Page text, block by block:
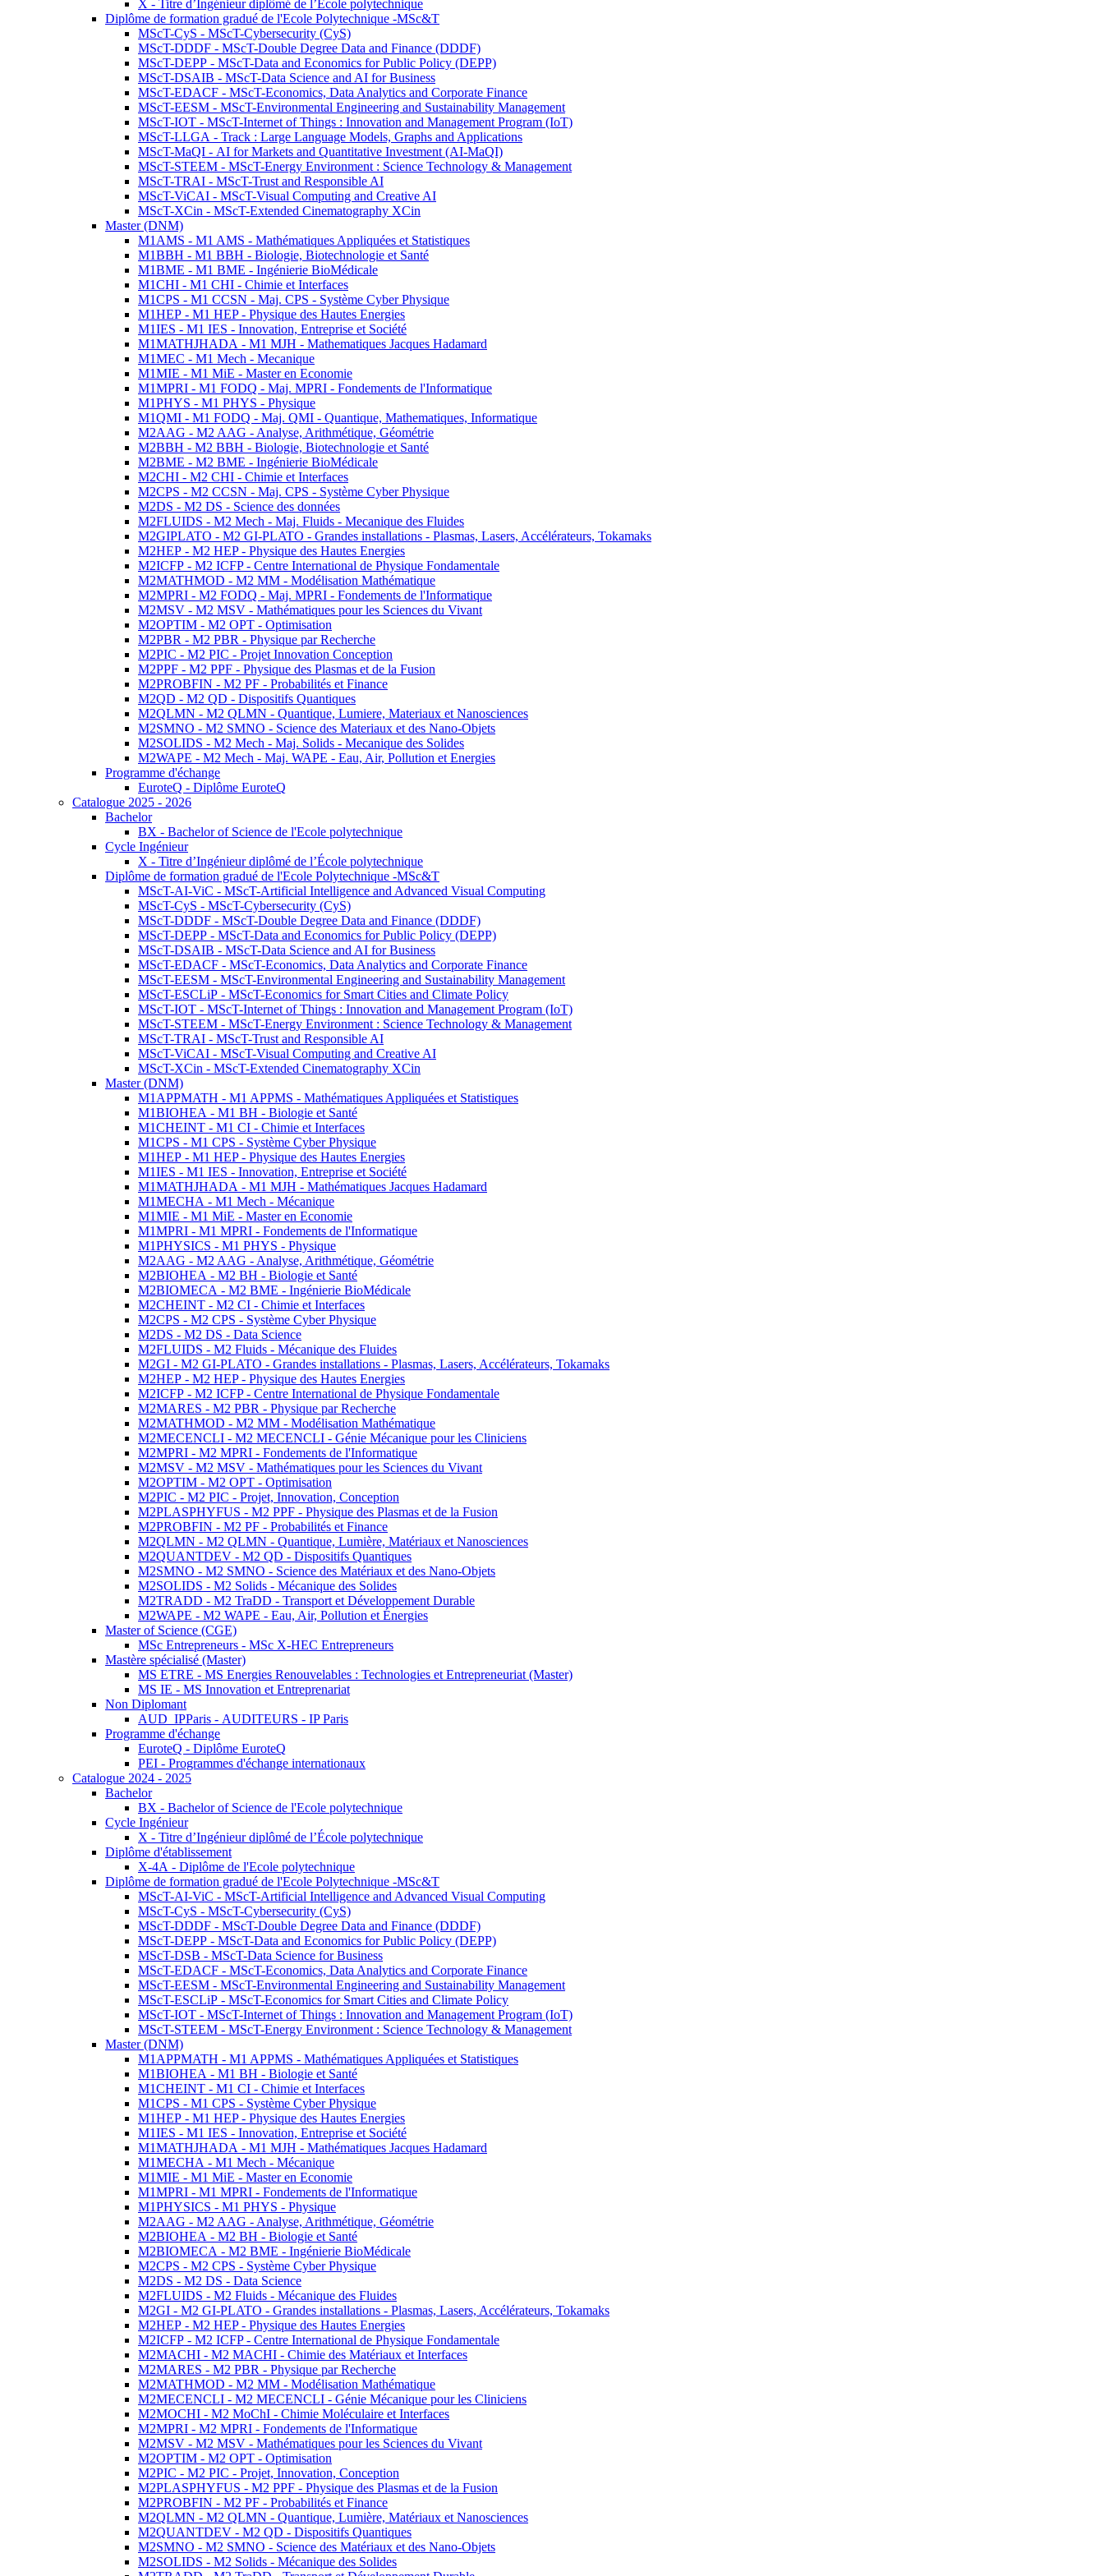
X - Titre d’Ingénieur diplômé de l’École polytechnique
Diplôme de formation gradué de l'Ecole Polytechnique -MSc&T
MScT-CyS - MScT-Cybersecurity (CyS)
MScT-DDDF - MScT-Double Degree Data and Finance (DDDF)
MScT-DEPP - MScT-Data and Economics for Public Policy (DEPP)
MScT-DSAIB - MScT-Data Science and AI for Business
MScT-EDACF - MScT-Economics, Data Analytics and Corporate Finance
MScT-EESM - MScT-Environmental Engineering and Sustainability Management
MScT-IOT - MScT-Internet of Things : Innovation and Management Program (IoT)
MScT-LLGA - Track : Large Language Models, Graphs and Applications
MScT-MaQI - AI for Markets and Quantitative Investment (AI-MaQI)
MScT-STEEM - MScT-Energy Environment : Science Technology & Management
MScT-TRAI - MScT-Trust and Responsible AI
MScT-ViCAI - MScT-Visual Computing and Creative AI
MScT-XCin - MScT-Extended Cinematography XCin
Master (DNM)
M1AMS - M1 AMS - Mathématiques Appliquées et Statistiques
M1BBH - M1 BBH - Biologie, Biotechnologie et Santé
M1BME - M1 BME - Ingénierie BioMédicale
M1CHI - M1 CHI - Chimie et Interfaces
M1CPS - M1 CCSN - Maj. CPS - Système Cyber Physique
M1HEP - M1 HEP - Physique des Hautes Energies
M1IES - M1 IES - Innovation, Entreprise et Société
M1MATHJHADA - M1 MJH - Mathematiques Jacques Hadamard
M1MEC - M1 Mech - Mecanique
M1MIE - M1 MiE - Master en Economie
M1MPRI - M1 FODQ - Maj. MPRI - Fondements de l'Informatique
M1PHYS - M1 PHYS - Physique
M1QMI - M1 FODQ - Maj. QMI - Quantique, Mathematiques, Informatique
M2AAG - M2 AAG - Analyse, Arithmétique, Géométrie
M2BBH - M2 BBH - Biologie, Biotechnologie et Santé
M2BME - M2 BME - Ingénierie BioMédicale
M2CHI - M2 CHI - Chimie et Interfaces
M2CPS - M2 CCSN - Maj. CPS - Système Cyber Physique
M2DS - M2 DS - Science des données
M2FLUIDS - M2 Mech - Maj. Fluids - Mecanique des Fluides
M2GIPLATO - M2 GI-PLATO - Grandes installations - Plasmas, Lasers, Accélérateurs, Tokamaks
M2HEP - M2 HEP - Physique des Hautes Energies
M2ICFP - M2 ICFP - Centre International de Physique Fondamentale
M2MATHMOD - M2 MM - Modélisation Mathématique
M2MPRI - M2 FODQ - Maj. MPRI - Fondements de l'Informatique
M2MSV - M2 MSV - Mathématiques pour les Sciences du Vivant
M2OPTIM - M2 OPT - Optimisation
M2PBR - M2 PBR - Physique par Recherche
M2PIC - M2 PIC - Projet Innovation Conception
M2PPF - M2 PPF - Physique des Plasmas et de la Fusion
M2PROBFIN - M2 PF - Probabilités et Finance
M2QD - M2 QD - Dispositifs Quantiques
M2QLMN - M2 QLMN - Quantique, Lumiere, Materiaux et Nanosciences
M2SMNO - M2 SMNO - Science des Materiaux et des Nano-Objets
M2SOLIDS - M2 Mech - Maj. Solids - Mecanique des Solides
M2WAPE - M2 Mech - Maj. WAPE - Eau, Air, Pollution et Energies
Programme d'échange
EuroteQ - Diplôme EuroteQ
Catalogue 2025 - 2026
Bachelor
BX - Bachelor of Science de l'Ecole polytechnique
Cycle Ingénieur
X - Titre d’Ingénieur diplômé de l’École polytechnique
Diplôme de formation gradué de l'Ecole Polytechnique -MSc&T
MScT-AI-ViC - MScT-Artificial Intelligence and Advanced Visual Computing
MScT-CyS - MScT-Cybersecurity (CyS)
MScT-DDDF - MScT-Double Degree Data and Finance (DDDF)
MScT-DEPP - MScT-Data and Economics for Public Policy (DEPP)
MScT-DSAIB - MScT-Data Science and AI for Business
MScT-EDACF - MScT-Economics, Data Analytics and Corporate Finance
MScT-EESM - MScT-Environmental Engineering and Sustainability Management
MScT-ESCLiP - MScT-Economics for Smart Cities and Climate Policy
MScT-IOT - MScT-Internet of Things : Innovation and Management Program (IoT)
MScT-STEEM - MScT-Energy Environment : Science Technology & Management
MScT-TRAI - MScT-Trust and Responsible AI
MScT-ViCAI - MScT-Visual Computing and Creative AI
MScT-XCin - MScT-Extended Cinematography XCin
Master (DNM)
M1APPMATH - M1 APPMS - Mathématiques Appliquées et Statistiques
M1BIOHEA - M1 BH - Biologie et Santé
M1CHEINT - M1 CI - Chimie et Interfaces
M1CPS - M1 CPS - Système Cyber Physique
M1HEP - M1 HEP - Physique des Hautes Energies
M1IES - M1 IES - Innovation, Entreprise et Société
M1MATHJHADA - M1 MJH - Mathématiques Jacques Hadamard
M1MECHA - M1 Mech - Mécanique
M1MIE - M1 MiE - Master en Economie
M1MPRI - M1 MPRI - Fondements de l'Informatique
M1PHYSICS - M1 PHYS - Physique
M2AAG - M2 AAG - Analyse, Arithmétique, Géométrie
M2BIOHEA - M2 BH - Biologie et Santé
M2BIOMECA - M2 BME - Ingénierie BioMédicale
M2CHEINT - M2 CI - Chimie et Interfaces
M2CPS - M2 CPS - Système Cyber Physique
M2DS - M2 DS - Data Science
M2FLUIDS - M2 Fluids - Mécanique des Fluides
M2GI - M2 GI-PLATO - Grandes installations - Plasmas, Lasers, Accélérateurs, Tokamaks
M2HEP - M2 HEP - Physique des Hautes Energies
M2ICFP - M2 ICFP - Centre International de Physique Fondamentale
M2MARES - M2 PBR - Physique par Recherche
M2MATHMOD - M2 MM - Modélisation Mathématique
M2MECENCLI - M2 MECENCLI - Génie Mécanique pour les Cliniciens
M2MPRI - M2 MPRI - Fondements de l'Informatique
M2MSV - M2 MSV - Mathématiques pour les Sciences du Vivant
M2OPTIM - M2 OPT - Optimisation
M2PIC - M2 PIC - Projet, Innovation, Conception
M2PLASPHYFUS - M2 PPF - Physique des Plasmas et de la Fusion
M2PROBFIN - M2 PF - Probabilités et Finance
M2QLMN - M2 QLMN - Quantique, Lumière, Matériaux et Nanosciences
M2QUANTDEV - M2 QD - Dispositifs Quantiques
M2SMNO - M2 SMNO - Science des Matériaux et des Nano-Objets
M2SOLIDS - M2 Solids - Mécanique des Solides
M2TRADD - M2 TraDD - Transport et Développement Durable
M2WAPE - M2 WAPE - Eau, Air, Pollution et Énergies
Master of Science (CGE)
MSc Entrepreneurs - MSc X-HEC Entrepreneurs
Mastère spécialisé (Master)
MS ETRE - MS Energies Renouvelables : Technologies et Entrepreneuriat (Master)
MS IE - MS Innovation et Entreprenariat
Non Diplomant
AUD_IPParis - AUDITEURS - IP Paris
Programme d'échange
EuroteQ - Diplôme EuroteQ
PEI - Programmes d'échange internationaux
Catalogue 2024 - 2025
Bachelor
BX - Bachelor of Science de l'Ecole polytechnique
Cycle Ingénieur
X - Titre d’Ingénieur diplômé de l’École polytechnique
Diplôme d'établissement
X-4A - Diplôme de l'Ecole polytechnique
Diplôme de formation gradué de l'Ecole Polytechnique -MSc&T
MScT-AI-ViC - MScT-Artificial Intelligence and Advanced Visual Computing
MScT-CyS - MScT-Cybersecurity (CyS)
MScT-DDDF - MScT-Double Degree Data and Finance (DDDF)
MScT-DEPP - MScT-Data and Economics for Public Policy (DEPP)
MScT-DSB - MScT-Data Science for Business
MScT-EDACF - MScT-Economics, Data Analytics and Corporate Finance
MScT-EESM - MScT-Environmental Engineering and Sustainability Management
MScT-ESCLiP - MScT-Economics for Smart Cities and Climate Policy
MScT-IOT - MScT-Internet of Things : Innovation and Management Program (IoT)
MScT-STEEM - MScT-Energy Environment : Science Technology & Management
Master (DNM)
M1APPMATH - M1 APPMS - Mathématiques Appliquées et Statistiques
M1BIOHEA - M1 BH - Biologie et Santé
M1CHEINT - M1 CI - Chimie et Interfaces
M1CPS - M1 CPS - Système Cyber Physique
M1HEP - M1 HEP - Physique des Hautes Energies
M1IES - M1 IES - Innovation, Entreprise et Société
M1MATHJHADA - M1 MJH - Mathématiques Jacques Hadamard
M1MECHA - M1 Mech - Mécanique
M1MIE - M1 MiE - Master en Economie
M1MPRI - M1 MPRI - Fondements de l'Informatique
M1PHYSICS - M1 PHYS - Physique
M2AAG - M2 AAG - Analyse, Arithmétique, Géométrie
M2BIOHEA - M2 BH - Biologie et Santé
M2BIOMECA - M2 BME - Ingénierie BioMédicale
M2CPS - M2 CPS - Système Cyber Physique
M2DS - M2 DS - Data Science
M2FLUIDS - M2 Fluids - Mécanique des Fluides
M2GI - M2 GI-PLATO - Grandes installations - Plasmas, Lasers, Accélérateurs, Tokamaks
M2HEP - M2 HEP - Physique des Hautes Energies
M2ICFP - M2 ICFP - Centre International de Physique Fondamentale
M2MACHI - M2 MACHI - Chimie des Matériaux et Interfaces
M2MARES - M2 PBR - Physique par Recherche
M2MATHMOD - M2 MM - Modélisation Mathématique
M2MECENCLI - M2 MECENCLI - Génie Mécanique pour les Cliniciens
M2MOCHI - M2 MoChI - Chimie Moléculaire et Interfaces
M2MPRI - M2 MPRI - Fondements de l'Informatique
M2MSV - M2 MSV - Mathématiques pour les Sciences du Vivant
M2OPTIM - M2 OPT - Optimisation
M2PIC - M2 PIC - Projet, Innovation, Conception
M2PLASPHYFUS - M2 PPF - Physique des Plasmas et de la Fusion
M2PROBFIN - M2 PF - Probabilités et Finance
M2QLMN - M2 QLMN - Quantique, Lumière, Matériaux et Nanosciences
M2QUANTDEV - M2 QD - Dispositifs Quantiques
M2SMNO - M2 SMNO - Science des Matériaux et des Nano-Objets
M2SOLIDS - M2 Solids - Mécanique des Solides